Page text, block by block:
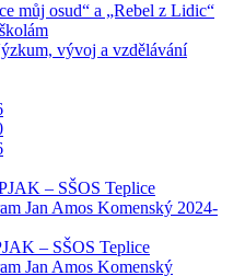
můj osud“ a „Rebel z Lidic“
vývoj a vzdělávání
– SŠOS Teplice
Jan Amos Komenský 2024-
– SŠOS Teplice
Jan Amos Komenský